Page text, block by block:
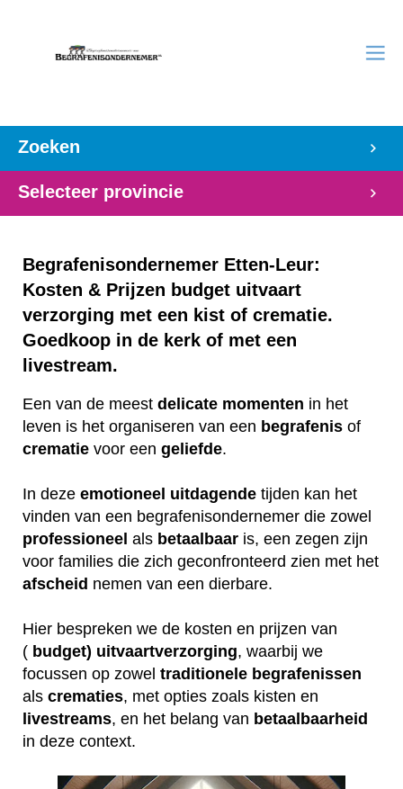
Zoeken
Selecteer provincie
Begrafenisondernemer Etten-Leur:
Kosten & Prijzen budget uitvaart
verzorging met een kist of crematie.
Goedkoop in de kerk of met een
livestream.
Een van de meest delicate momenten in het
leven is het organiseren van een begrafenis of
crematie voor een geliefde.
In deze emotioneel uitdagende tijden kan het
vinden van een begrafenisondernemer die zowel
professioneel als betaalbaar is, een zegen zijn
voor families die zich geconfronteerd zien met het
afscheid nemen van een dierbare.
Hier bespreken we de kosten en prijzen van
( budget) uitvaartverzorging, waarbij we
focussen op zowel traditionele begrafenissen
als crematies, met opties zoals kisten en
livestreams, en het belang van betaalbaarheid
in deze context.